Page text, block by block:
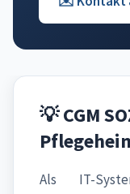
💡 CGM
Als IT-